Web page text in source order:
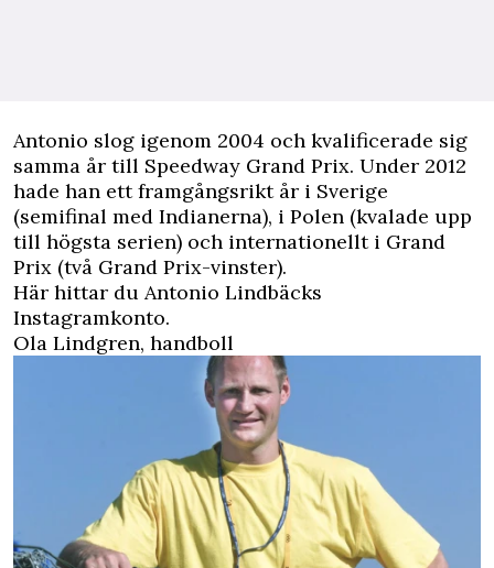
Antonio slog igenom 2004 och kvalificerade sig
samma år till Speedway Grand Prix. Under 2012
hade han ett framgångsrikt år i Sverige
(semifinal med Indianerna), i Polen (kvalade upp
till högsta serien) och internationellt i Grand
Prix (två Grand Prix-vinster).
Här hittar du Antonio Lindbäcks
Instagramkonto.
Ola Lindgren, handboll